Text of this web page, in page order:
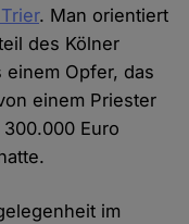
. Man orientiert
des Kölner
Opfer, das
einem Priester
Euro
im